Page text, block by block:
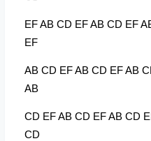
EF AB CD EF AB CD EF
EF
AB CD EF AB CD EF AB
AB
CD EF AB CD EF AB CD
CD